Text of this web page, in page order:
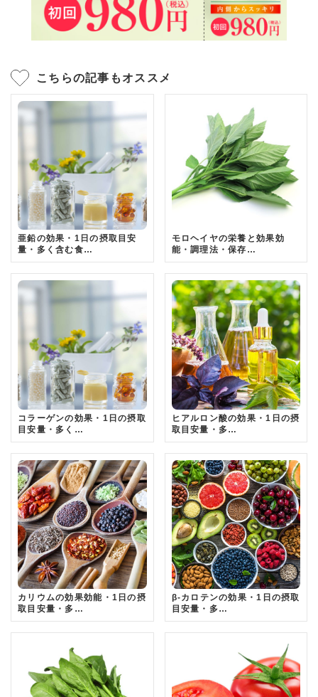
こちらの記事もオススメ
亜鉛の効果・1日の摂取目安
量・多く含む食…
モロヘイヤの栄養と効果効
能・調理法・保存…
コラーゲンの効果・1日の摂取
目安量・多く…
ヒアルロン酸の効果・1日の摂
取目安量・多…
カリウムの効果効能・1日の摂
取目安量・多…
β-カロテンの効果・1日の摂取
目安量・多…